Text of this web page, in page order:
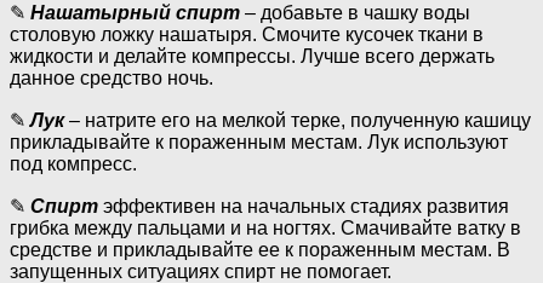
✎ Нашатырный спирт – добавьте в чашку воды
столовую ложку нашатыря. Смочите кусочек ткани в
жидкости и делайте компрессы. Лучше всего держать
данное средство ночь.
✎Лук – натрите его на мелкой терке, полученную кашицу
прикладывайте к пораженным местам. Лук используют
под компресс.
✎ Спирт эффективен на начальных стадиях развития
грибка между пальцами и на ногтях. Смачивайте ватку в
средстве и прикладывайте ее к пораженным местам. В
запущенных ситуациях спирт не помогает.